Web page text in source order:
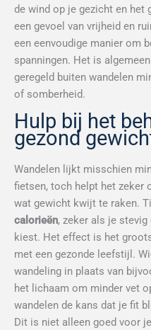
de wind op je gezicht en het
een gevoel van vrijheid en
een eenvoudige manier om
spanningen. Het is
geregeld buiten wandelen
of somberheid.
Hulp bij het
gezond
Wandelen lijkt misschien
fietsen, toch helpt het zeker
wat gewicht kwijt te raken.
calorieën, zeker als je
kiest. Het effect is het
met een gezonde leefstijl.
wandeling in plaats van
het lichaam om minder vet
wandelen de kans dat je fit
Dit is niet alleen goed voor